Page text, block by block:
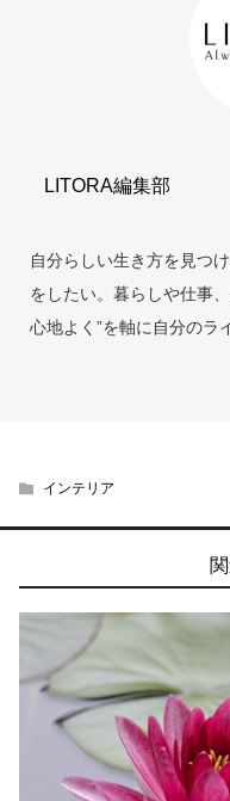
LITORA編集部
自分らしい生き方を見つ
をしたい。暮らしや仕事
心地よく”を軸に自分のラ
インテリア